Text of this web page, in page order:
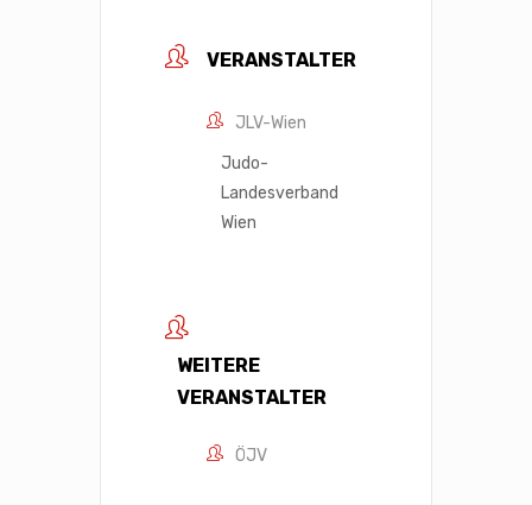
VERANSTALTER
JLV-Wien
Judo-
Landesverband
Wien
WEITERE
VERANSTALTER
ÖJV